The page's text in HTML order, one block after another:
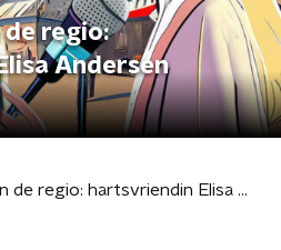
de regio:
Andersen
Radioschool in de regio: hartsvriendin Elisa Andersen